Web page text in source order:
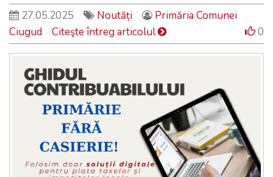
27.05.2025 Noutăți
Primăria Comunei
Ciugud
Citeşte întreg articolul 0